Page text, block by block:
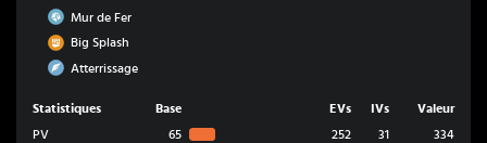
Acier
Mur de Fer
Combat
Big Splash
VolAtterrissage
Statistiques Base EVs IVs
Valeur
PV
65 252 31
334